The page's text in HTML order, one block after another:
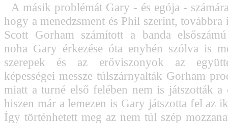
A másik problémát Gary - és egója -
hogy a menedzsment és Phil szerint, továbbra
Scott Gorham számított a banda
noha Gary érkezése óta enyhén szólva is
szerepek és az erőviszonyok az
képességei messze túlszárnyalták Gorham
miatt a turné első felében nem is játszották a
hiszen már a lemezen is Gary játszotta fel az
Így történhetett meg az nem túl szép